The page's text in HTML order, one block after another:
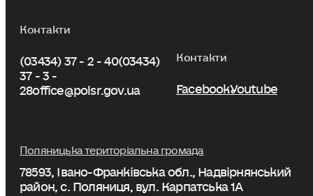
Контакти
(03434) 37 - 2 - 40(03434)
37 - 3 -
28office@polsr.gov.ua
Контакти
FacebookYoutube
Поляницька територіальна громада
78593, Івано-Франківська обл., Надвірнянський
район, с. Поляниця, вул. Карпатська 1А